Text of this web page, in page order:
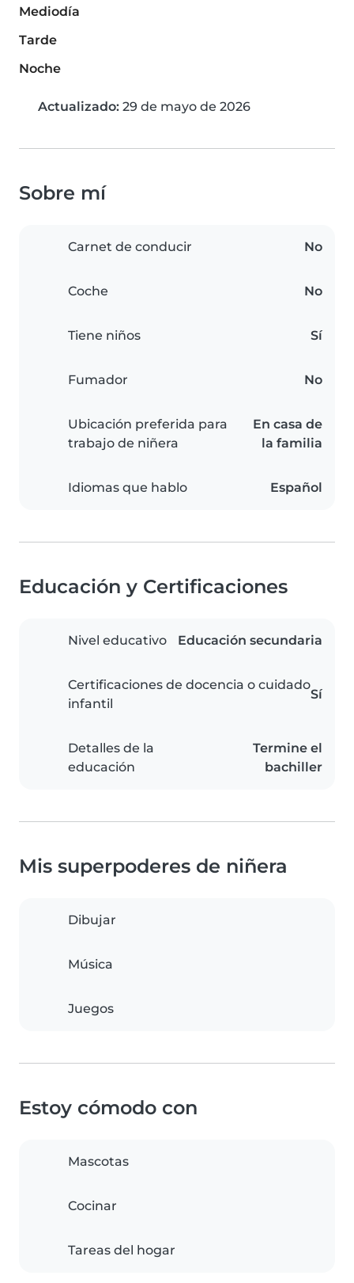
Mediodía
Tarde
Noche
Actualizado: 29 de mayo de 2026
Sobre mí
Carnet de conducir No
Coche No
Tiene niños Sí
Fumador No
Ubicación preferida para
trabajo de niñera
En casa de
la familia
Idiomas que hablo Español
Educación y Certificaciones
Nivel educativo Educación secundaria
Certificaciones de docencia o cuidado
infantil
Sí
Detalles de la
educación
Termine el
bachiller
Mis superpoderes de niñera
Dibujar
Música
Juegos
Estoy cómodo con
Mascotas
Cocinar
Tareas del hogar